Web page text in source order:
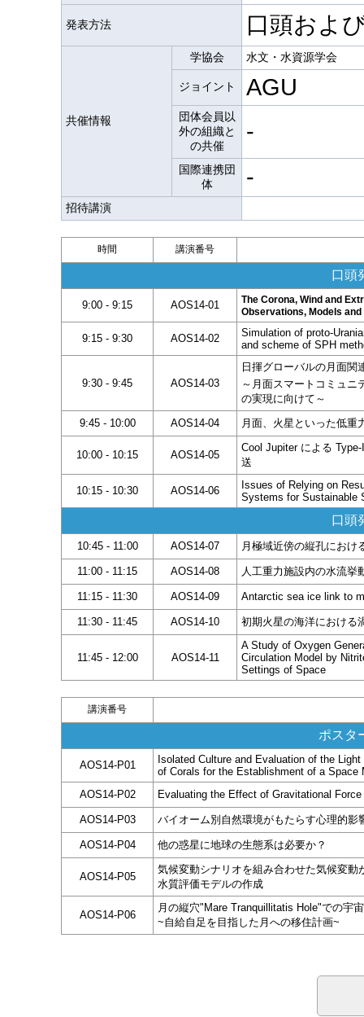
発表方法 口頭およ
共催情報
学協会 水文・水資源学会
ジョイント AGU
団体会員以
外の組織と
の共催
-
国際連携団
体
-
招待講演
時間 講演番号
口頭
9:00 - 9:15 AOS14-01
The Corona, Wind and
Observations, Models
9:15 - 9:30 AOS14-02
Simulation of proto-
and scheme of SPH
9:30 - 9:45 AOS14-03
日揮グローバルの月面関
～月面スマートコミュニ
の実現に向けて～
9:45 - 10:00
AOS14-04 月面、火星といった低重
10:00 - 10:15 AOS14-05
Cool Jupiter による
送
10:15 - 10:30 AOS14-06
Issues of Relying on
Systems for Sustainable
口頭
10:45 - 11:00 AOS14-07 月極域近傍の縦孔におけ
11:00 - 11:15 AOS14-08 人工重力施設内の水流挙
11:15 - 11:30 AOS14-09 Antarctic sea ice link to
11:30 - 11:45 AOS14-10 初期火星の海洋における
11:45 - 12:00 AOS14-11
A Study of Oxygen
Circulation Model by
Settings of Space
講演番号
ポスタ
AOS14-P01
Isolated Culture and Evaluation of the
of Corals for the Establishment of a Space
AOS14-P02
Evaluating the Effect of Gravitational
AOS14-P03 バイオーム別自然環境がもたらす心理的
AOS14-P04 他の惑星に地球の生態系は必要か？
AOS14-P05
気候変動シナリオを組み合わせた気候変
水質評価モデルの作成
AOS14-P06
月の縦穴"Mare Tranquillitatis Hole"での宇
~自給自足を目指した月への移住計画~